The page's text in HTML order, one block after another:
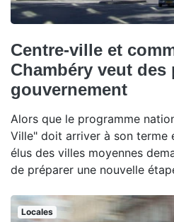
Centre-ville et
Chambéry veut
gouvernement
Alors que le programme
Ville" doit arriver à son terme
élus des villes moyennes
de préparer une nouvelle
Locales